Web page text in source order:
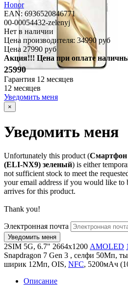
Honor
EAN: 6936520846771
00-00054432-zelenyj
Нет в наличии
Цена производителя:34990 руб
Цена 27990 руб
Акция!!! Цена при оплате
25990
Гарантия 12 месяцев
12 месяцев
Уведомить меня
×
Уведомить меня
Unfortunately this product (Смартфон
(ELI-NX9) зеленый) is either
not sufficient stock to meet the
your email address if you would like to
arrives for this product.
Thank you!
Электронная почта
2SIM 5G, 6.7" 2664х1200 AMOLED
Snapdragon 7 Gen 3 , селфи 50Мп,
ширик 12Мп, OIS, NFC, 5200мАч
Описание